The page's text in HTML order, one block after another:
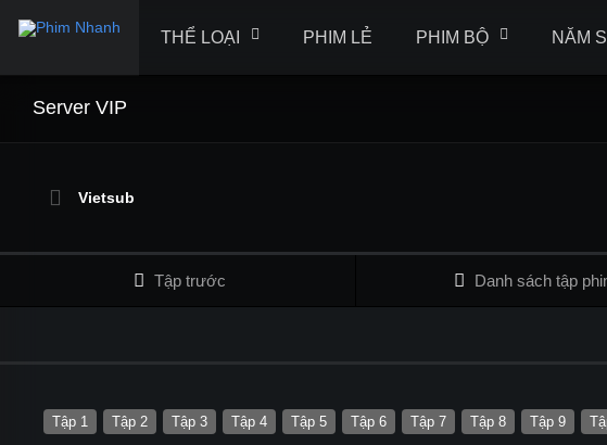
THỂ LOẠI PHIM LẺ PHIM BỘ NĂM
Server VIP
Vietsub
Tập trước Danh sách tập
Tập 1 Tập 2 Tập 3 Tập 4 Tập 5 Tập 6 Tập 7 Tập 8 Tập 9